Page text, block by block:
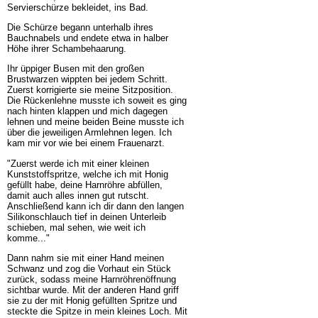
Servierschürze bekleidet, ins Bad.
Die Schürze begann unterhalb ihres
Bauchnabels und endete etwa in halber
Höhe ihrer Schambehaarung.
Ihr üppiger Busen mit den großen
Brustwarzen wippten bei jedem Schritt.
Zuerst korrigierte sie meine Sitzposition.
Die Rückenlehne musste ich soweit es ging
nach hinten klappen und mich dagegen
lehnen und meine beiden Beine musste ich
über die jeweiligen Armlehnen legen. Ich
kam mir vor wie bei einem Frauenarzt.
"Zuerst werde ich mit einer kleinen
Kunststoffspritze, welche ich mit Honig
gefüllt habe, deine Harnröhre abfüllen,
damit auch alles innen gut rutscht.
Anschließend kann ich dir dann den langen
Silikonschlauch tief in deinen Unterleib
schieben, mal sehen, wie weit ich
komme..."
Dann nahm sie mit einer Hand meinen
Schwanz und zog die Vorhaut ein Stück
zurück, sodass meine Harnröhrenöffnung
sichtbar wurde. Mit der anderen Hand griff
sie zu der mit Honig gefüllten Spritze und
steckte die Spitze in mein kleines Loch. Mit